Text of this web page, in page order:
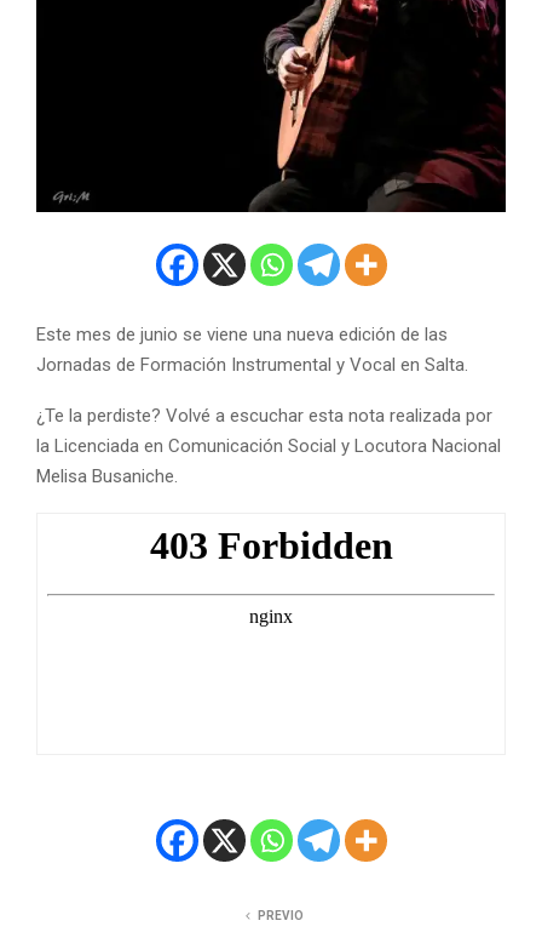
Este mes de junio se viene una nueva edición de las
Jornadas de Formación Instrumental y Vocal en Salta.
¿Te la perdiste? Volvé a escuchar esta nota realizada por
la Licenciada en Comunicación Social y Locutora Nacional
Melisa Busaniche.
PREVIO